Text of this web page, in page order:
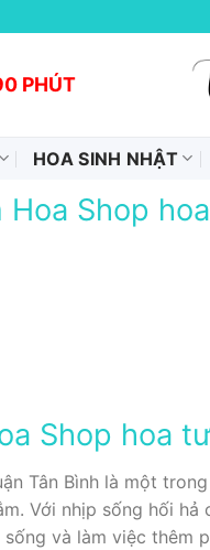
PHÚT
HOA SINH NHẬT
Hoa Shop
Shop hoa
Tân Bình là một
Với nhịp sống hối
và làm việc thêm